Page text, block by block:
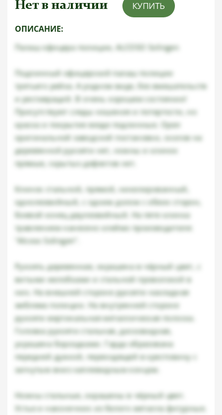
Нет в наличии КУПИТЬ
ОПИСАНИЕ:
Палаш офицера полиции, ALCOSO Solingen
Подлинный офицерский палаш полиции
третьего рейха. А родном виде, без вмешательств
и реставраций. В очень хорошем состоянии!
Присутствуют следы ношения и потертости, но
краска и покрытие везде подлинные. Орел
оригинальной заводской постановки, сколов на
деревянной рукояти нет, ножны и клинок
прямые, скрытых дефектов нет.
Клинок стальной, прямой, никелированный,
однолезвийный, с одним долом с обеих сторон,
боевой конец двулезвийный. На пяте клинка
травлением нанесено клеймо производителя:
"Alcoso Solingen".
Рукоять деревянная, окрашена в чёрный цвет, с
витыми желобками и стальной проволокой в
них. На внешней стороне рукояти накладная
эмблема полиции. На внутренней стороне
рукояти вертикальная металлическая полоска.
Головка рукояти стальная, дисковидная,
украшена бороздками. Гарда образована
передней дужкой, переходящей в крестовину с
загнутым вниз каплевидным концом.
Ножны стальные, окрашены в чёрный цвет.
Устье и наконечник из белого металла фигурные.